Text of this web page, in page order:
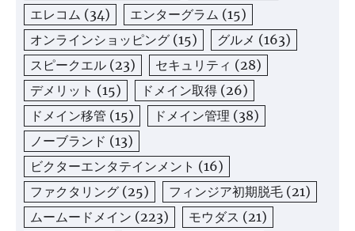
エレコム (34) エンターグラム (15)
オンラインショッピング (15) グルメ (163)
スピークエル (23) セキュリティ (28)
デメリット (15) ドメイン取得 (26)
ドメイン移管 (15) ドメイン管理 (38)
ノーブランド (13)
ビクターエンタテインメント (16)
ファクタリング (25) フィンジア初期脱毛 (21)
ムームードメイン (223) モウダス (21)